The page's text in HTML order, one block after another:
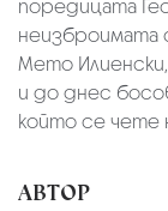
поредицата
неизброимата
Мето
и до днес
който се чете
АВТОР